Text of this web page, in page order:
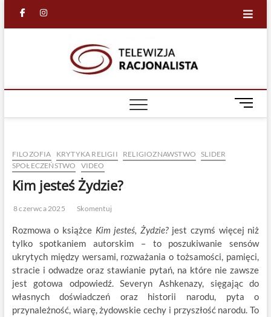
facebook
in
M
e
FILOZOFIA KRYTYKA RELIGII RELIGIOZNAWSTWO
SLIDER
SPOŁECZEŃSTWO
VIDEO
Kim jesteś Żydzie?
8 czerwca 2025 Skomentuj
Rozmowa o książce Kim jesteś, Żydzie?jest czymś więcej niż
tylko spotkaniem autorskim – to poszukiwanie sensów
ukrytych między wersami, rozważania o tożsamości, pamięci,
stracie i odwadze oraz stawianie pytań, na które nie zawsze
jest gotowa odpowiedź. Severyn Ashkenazy, sięgając do
własnych doświadczeń oraz historii narodu, pyta o
przynależność, wiarę, żydowskie cechy i przyszłość narodu. To